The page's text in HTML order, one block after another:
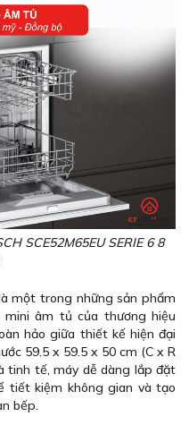
SCE52M65EU SERIE 6 8
một trong những sản phẩm
âm tủ của thương hiệu
hảo giữa thiết kế hiện đại
59.5 x 59.5 x 50 cm (C x R
tinh tế, máy dễ dàng lắp đặt
tiết kiệm không gian và tạo
bếp.